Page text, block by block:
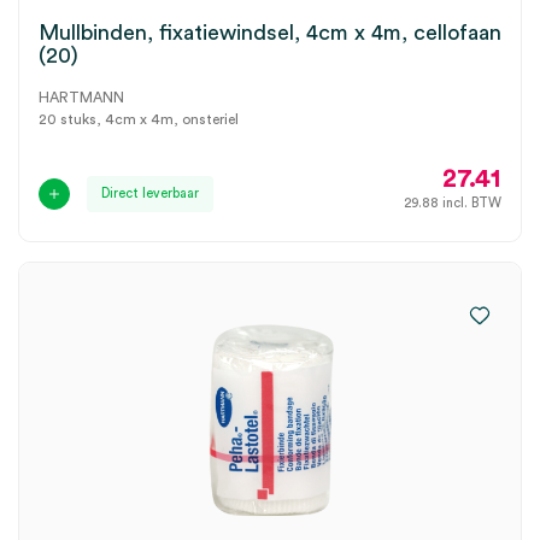
Mullbinden, fixatiewindsel, 4cm x 4m, cellofaan
(20)
HARTMANN
20 stuks, 4cm x 4m, onsteriel
Direct leverbaar
27.41
29.88 incl. BTW